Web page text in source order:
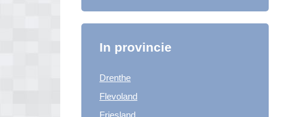
In provincie
Drenthe
Flevoland
Friesland